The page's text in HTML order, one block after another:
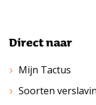
Direct naar
Mijn Tactus
Soorten